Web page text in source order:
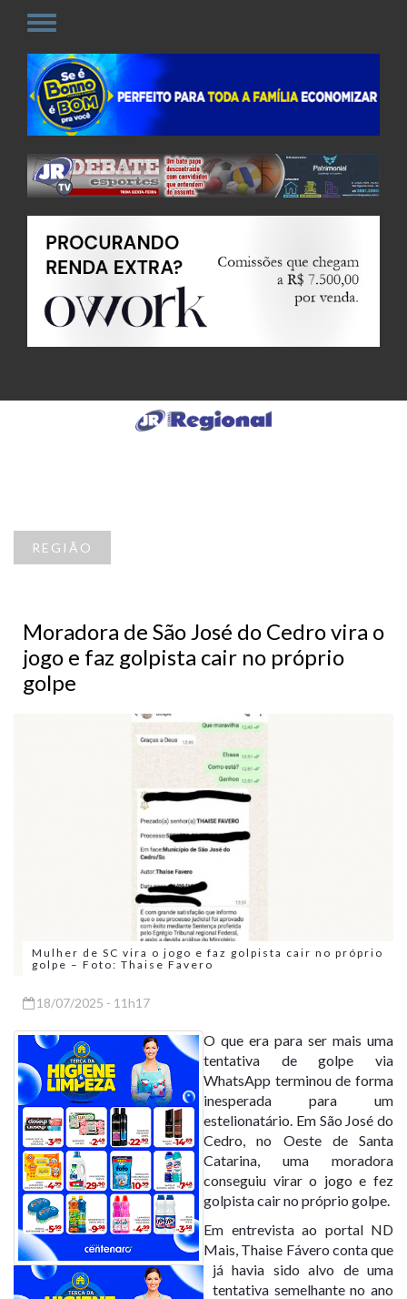
REGIÃO
Moradora de São José do Cedro vira o
jogo e faz golpista cair no próprio
golpe
Mulher de SC vira o jogo e faz golpista cair no próprio
golpe – Foto: Thaise Favero
18/07/2025 - 11h17
O que era para ser mais uma
tentativa de golpe via
WhatsApp terminou de forma
inesperada para um
estelionatário. Em São José do
Cedro, no Oeste de Santa
Catarina, uma moradora
conseguiu virar o jogo e fez
golpista cair no próprio golpe.
Em entrevista ao portal ND
Mais, Thaise Fávero conta que
já havia sido alvo de uma
tentativa semelhante no ano